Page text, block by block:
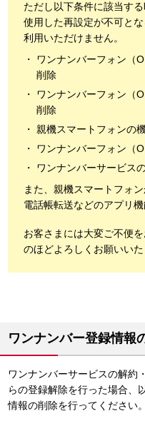
ただし以下条件に該当す
使用した再設定が不可と
利用いただけません。
ワンナンバーフォン（
削除
ワンナンバーフォン（
削除
親機スマートフォンの
ワンナンバーフォン（
ワンナンバーサービス
また、親機スマートフォ
電話帳転送などのアプリ機
お客さまには大変ご不便
のほどよろしくお願いいた
ワンナンバー登録情報
ワンナンバーサービスの解約
らの登録解除を行った場合、
情報の削除を行ってください。